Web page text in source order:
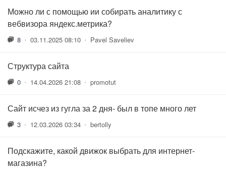
Можно ли с помощью ии собирать аналитику с
вебвизора яндекс.метрика?
8 • 03.11.2025 08:10 • Pavel Saveliev
Структура сайта
0 • 14.04.2026 21:08 • promotut
Сайт исчез из гугла за 2 дня- был в топе много лет
3 • 12.03.2026 03:34 • bertolly
Подскажите, какой движок выбрать для интернет-
магазина?